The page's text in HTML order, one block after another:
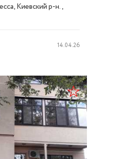
Киевский р-н.,
14.04.26